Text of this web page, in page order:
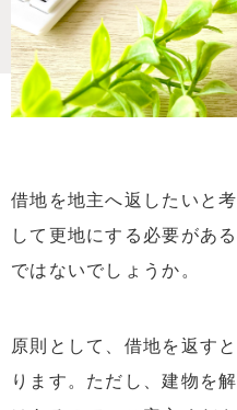
借地を地主へ返したいと
して更地にする必要があ
ではないでしょうか。
原則として、借地を返す
ります。ただし、建物を